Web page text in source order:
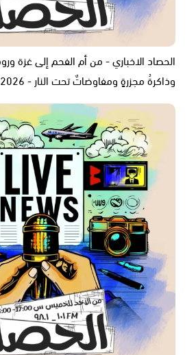
الحصاد الاخباري - من أم الفحم إلى غزة
وذاكرةُ مجزرةٍ ومفاوضاتٌ تحت النار - 04.08.2026